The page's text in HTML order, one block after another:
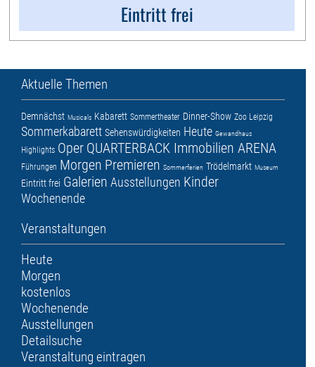
Eintritt frei
Aktuelle Themen
Demnächst Musicals Kabarett Sommertheater Dinner-Show Zoo Leipzig
Sommerkabarett Sehenswürdigkeiten Heute Gewandhaus
Highlights Oper QUARTERBACK Immobilien ARENA
Führungen Morgen Premieren Sommerferien Trödelmarkt Museum
Eintritt frei Galerien Ausstellungen Kinder
Wochenende
Veranstaltungen
Heute
Morgen
kostenlos
Wochenende
Ausstellungen
Detailsuche
Veranstaltung eintragen